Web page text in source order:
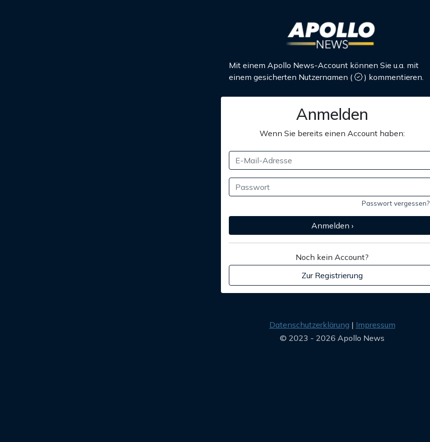
Mit einem Apollo News-Account können Sie u.a. mit
einem gesicherten Nutzernamen ( ) kommentieren.
Anmelden
Wenn Sie bereits einen Account haben:
Passwort vergessen?
Anmelden ›
Noch kein Account?
Zur Registrierung
Datenschutzerklärung
Impressum
© 2023 - 2026 Apollo News